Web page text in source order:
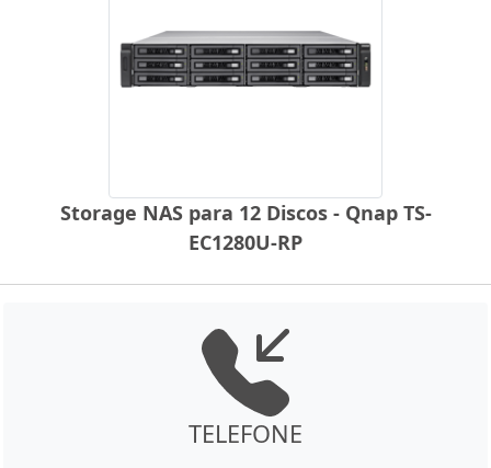
Storage NAS para 12 Discos - Qnap TS-
EC1280U-RP
TELEFONE